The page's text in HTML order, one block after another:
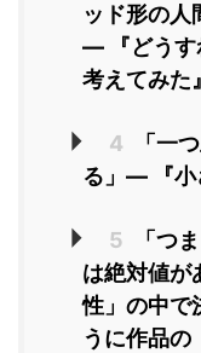
ッド形の人
― 『どうす
考えてみた』
4
「一
る」― 『小
5
「つ
は絶対値が
性」の中で
うに作品の